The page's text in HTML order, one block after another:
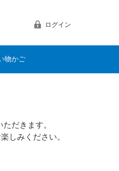
ログイン
物かご
だきます。
しみください。